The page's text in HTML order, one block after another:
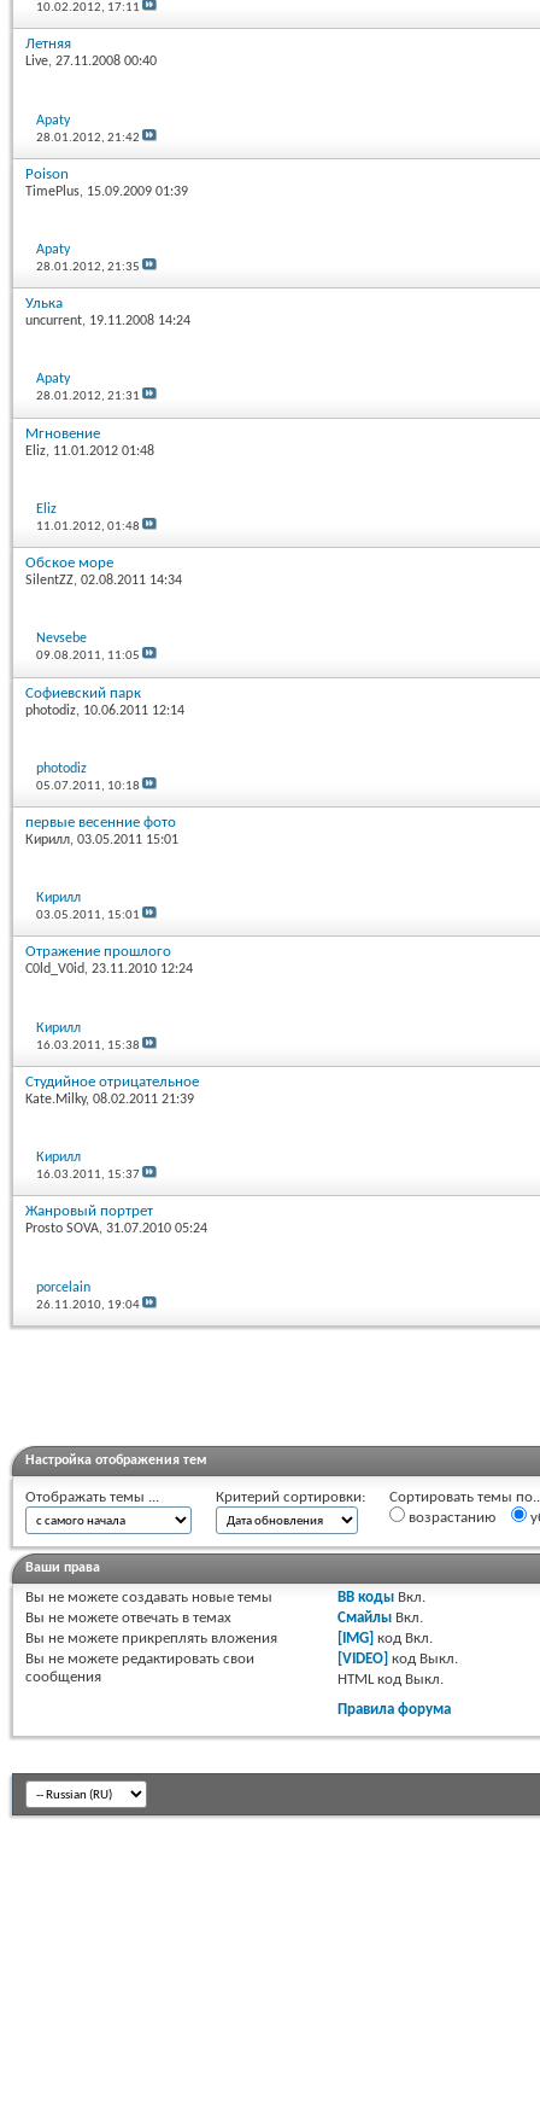
10.02.2012, 17:11
Летняя
Live, 27.11.2008 00:40
Apaty
28.01.2012,21:42
Poison
TimePlus, 15.09.2009 01:39
Apaty
28.01.2012,21:35
Улька
uncurrent, 19.11.2008 14:24
Apaty
28.01.2012,21:31
Мгновение
Eliz, 11.01.2012 01:48
Eliz
11.01.2012,01:48
Обское море
SilentZZ, 02.08.2011 14:34
Nevsebe
09.08.2011, 11:05
Софиевский парк
photodiz, 10.06.2011 12:14
photodiz
05.07.2011, 10:18
первые весенние фото
Кирилл, 03.05.2011 15:01
Кирилл
03.05.2011, 15:01
Отражение прошлого
C0ld_V0id, 23.11.2010 12:24
Кирилл
16.03.2011, 15:38
Студийное отрицательное
Kate.Milky, 08.02.2011 21:39
Кирилл
16.03.2011, 15:37
Жанровый портрет
Prosto SOVA, 31.07.2010 05:24
porcelain
26.11.2010, 19:04
Настройка отображения тем
Отображать темы ... Критерий сортировки:
Сортировать темы
возрастанию
Ваши права
Вы не можете создавать новые темы
Вы не можете отвечать в темах
Вы не можете прикреплять вложения
Вы не можете редактировать свои
сообщения
BB коды Вкл.
Смайлы Вкл.
[IMG] код Вкл.
[VIDEO] код Выкл.
HTML код Выкл.
Правила форума